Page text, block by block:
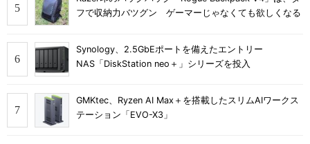
フで収納力バツグン ゲーマーじゃなくても欲しくなる
Synology、2.5GbEポートを備えたエントリー
NAS「DiskStation neo＋」シリーズを投入
GMKtec、Ryzen AI Max＋を搭載したスリムAIワークス
テーション「EVO-X3」